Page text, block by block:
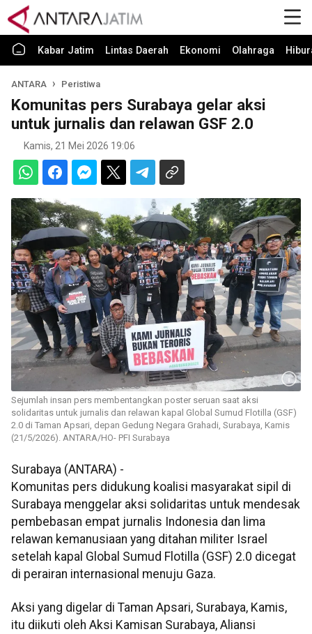
Kabar Jatim Lintas Daerah Ekonomi Olahraga
ANTARA Peristiwa
Komunitas pers Surabaya gelar aksi
untuk jurnalis dan relawan GSF 2.0
Kamis, 21 Mei 2026 19:06
Sejumlah insan pers membentangkan poster seruan saat aksi
solidaritas untuk jurnalis dan relawan kapal Global Sumud Flotilla (GSF)
2.0 di Taman Apsari, depan Gedung Negara Grahadi, Surabaya, Kamis
(21/5/2026). ANTARA/HO- PFI Surabaya
Surabaya (ANTARA) -
Komunitas pers didukung koalisi masyarakat sipil di
Surabaya menggelar aksi solidaritas untuk mendesak
pembebasan empat jurnalis Indonesia dan lima
relawan kemanusiaan yang ditahan militer Israel
setelah kapal Global Sumud Flotilla (GSF) 2.0 dicegat
di perairan internasional menuju Gaza.
Aksi yang digelar di Taman Apsari, Surabaya, Kamis,
itu diikuti oleh Aksi Kamisan Surabaya, Aliansi